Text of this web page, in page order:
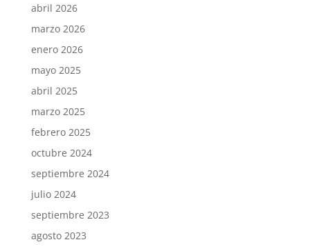
abril 2026
marzo 2026
enero 2026
mayo 2025
abril 2025
marzo 2025
febrero 2025
octubre 2024
septiembre 2024
julio 2024
septiembre 2023
agosto 2023